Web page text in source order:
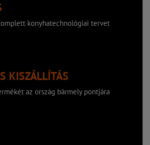
konyhatechnológiai tervet
KISZÁLLÍTÁS
az ország bármely pontjára